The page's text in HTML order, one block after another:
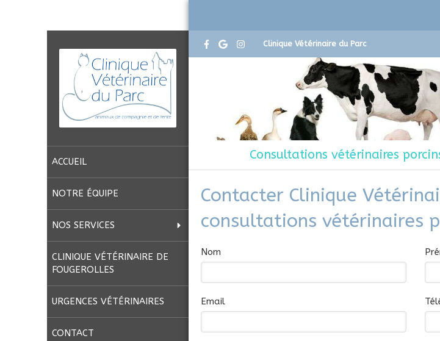
ACCUEIL
NOTRE ÉQUIPE
NOS SERVICES
CLINIQUE VÉTÉRINAIRE DE
FOUGEROLLES
URGENCES VÉTÉRINAIRES
CONTACT
Clinique Vétérinaire du Parc
Consultations vétérinaires
Contacter Clinique
consultations vétérinaires
Nom
Email